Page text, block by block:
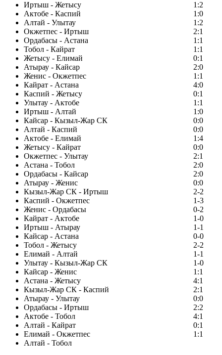
Иртыш - Жетысу
1:2
Актобе - Каспий
1:0
Алтай - Улытау
1:2
Окжетпес - Иртыш
2:1
Ордабасы - Астана
1:1
Тобол - Кайрат
1:1
Жетысу - Елимай
0:1
Атырау - Кайсар
2:0
Женис - Окжетпес
1:1
Кайрат - Астана
4:0
Каспий - Жетысу
0:1
Улытау - Актобе
1:1
Иртыш - Алтай
1:0
Кайсар - Кызыл-Жар СК
0:0
Алтай - Каспий
0:0
Актобе - Елимай
1:4
Жетысу - Кайрат
0:0
Окжетпес - Улытау
2:1
Астана - Тобол
2:0
Ордабасы - Кайсар
2:0
Атырау - Женис
0:0
Кызыл-Жар СК - Иртыш
2-2
Каспий - Окжетпес
1-3
Женис - Ордабасы
0-2
Кайрат - Актобе
1-0
Иртыш - Атырау
1-1
Кайсар - Астана
0-0
Тобол - Жетысу
2-2
Елимай - Алтай
1-1
Улытау - Кызыл-Жар СК
1-0
Кайсар - Женис
1:1
Астана - Жетысу
4:1
Кызыл-Жар СК - Каспий
2:1
Атырау - Улытау
0:0
Ордабасы - Иртыш
2:2
Актобе - Тобол
4:1
Алтай - Кайрат
0:1
Елимай - Окжетпес
1:1
Алтай - Тобол